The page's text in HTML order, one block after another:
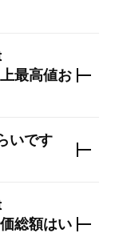
最高値お
いです
総額はい